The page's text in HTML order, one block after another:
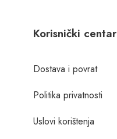
Korisnički centar
Dostava i povrat
Politika privatnosti
Uslovi korištenja